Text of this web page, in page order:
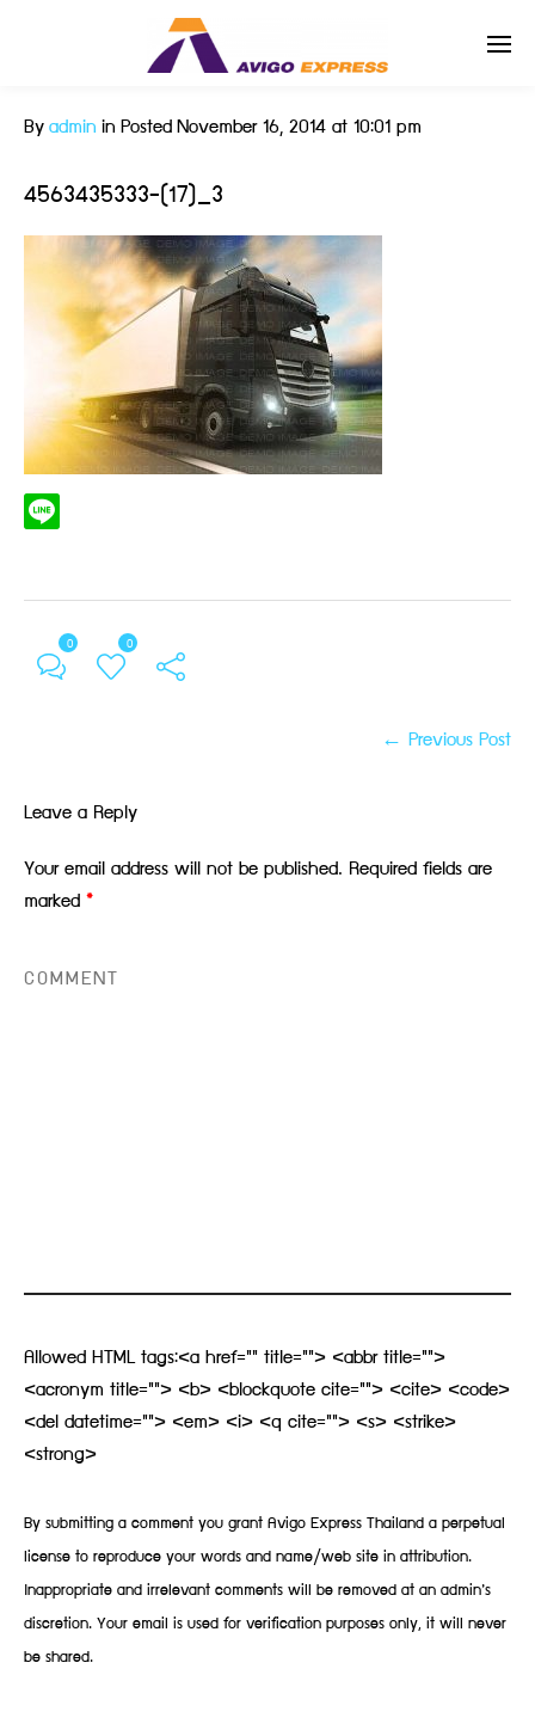
ByadmininPostedNovember 16, 2014 at 10:01 pm
4563435333-(17)_3
0 0
← Previous Post
Leave a Reply
Your email address will not be published. Required fields are
marked*
Allowed HTML tags:<a href="" title=""> <abbr title="">
<acronym title=""> <b> <blockquote cite=""> <cite> <code>
<del datetime=""> <em> <i> <q cite=""> <s> <strike>
<strong>
By submitting a comment you grant Avigo Express Thailand a perpetual
license to reproduce your words and name/web site in attribution.
Inappropriate and irrelevant comments will be removed at an admin’s
discretion. Your email is used for verification purposes only, it will never
be shared.